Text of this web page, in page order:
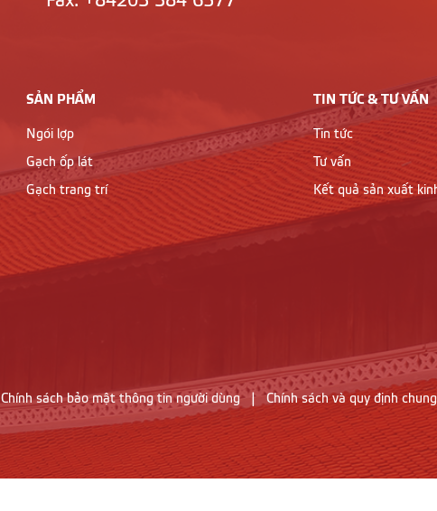
SẢN PHẨM
Ngói lợp
Gạch ốp lát
Gạch trang trí
TIN TỨC & TƯ VẤN
Tin tức
Tư vấn
Kết quả sản xuất
Chính sách bảo mật thông tin người dùng|Chính sách và quy định chung